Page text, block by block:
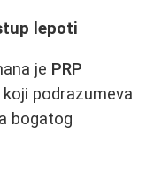
lepoti
je PRP
podrazumeva
bogatog